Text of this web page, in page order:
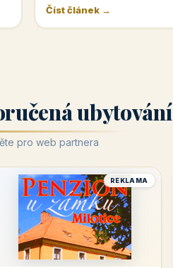
Číst článek →
ubytování
pro web partnera
REKLAMA